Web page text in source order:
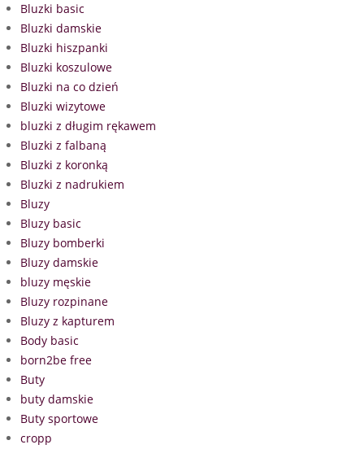
Bluzki basic
Bluzki damskie
Bluzki hiszpanki
Bluzki koszulowe
Bluzki na co dzień
Bluzki wizytowe
bluzki z długim rękawem
Bluzki z falbaną
Bluzki z koronką
Bluzki z nadrukiem
Bluzy
Bluzy basic
Bluzy bomberki
Bluzy damskie
bluzy męskie
Bluzy rozpinane
Bluzy z kapturem
Body basic
born2be free
Buty
buty damskie
Buty sportowe
cropp